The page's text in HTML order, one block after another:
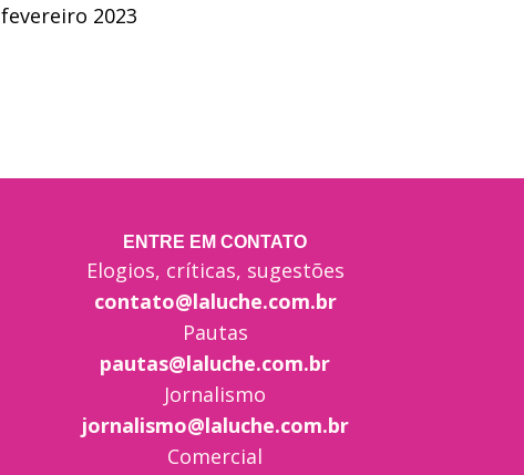
fevereiro 2023
ENTRE EM CONTATO
Elogios, críticas, sugestões
contato@laluche.com.br
Pautas
pautas@laluche.com.br
Jornalismo
jornalismo@laluche.com.br
Comercial